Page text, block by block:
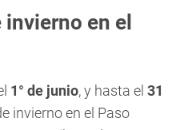
en el
1° de junio, y hasta el 31
invierno en el Paso